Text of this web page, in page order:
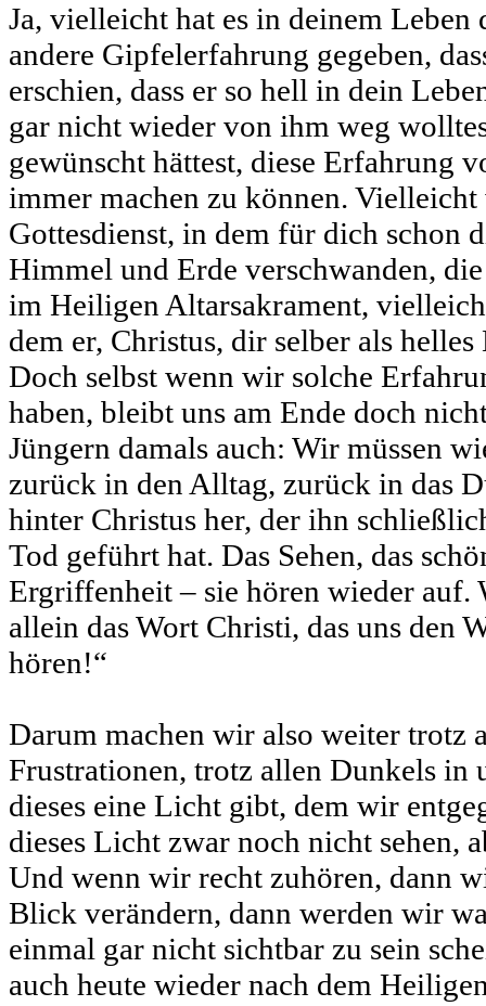
Ja, vielleicht hat es in deinem Leben
andere Gipfelerfahrung gegeben,
erschien, dass er so hell in dein
gar nicht wieder von ihm weg
gewünscht hättest, diese Erfahrung
immer machen zu können. Vielleicht
Gottesdienst, in dem für dich schon
Himmel und Erde verschwanden,
im Heiligen Altarsakrament,
dem er, Christus, dir selber als
Doch selbst wenn wir solche
haben, bleibt uns am Ende doch
Jüngern damals auch: Wir müssen
zurück in den Alltag, zurück in das
hinter Christus her, der ihn
Tod geführt hat. Das Sehen, das
Ergriffenheit – sie hören wieder auf.
allein das Wort Christi, das uns den
hören!“
Darum machen wir also weiter trotz
Frustrationen, trotz allen Dunkels in
dieses eine Licht gibt, dem wir
dieses Licht zwar noch nicht sehen,
Und wenn wir recht zuhören, dann
Blick verändern, dann werden wir
einmal gar nicht sichtbar zu sein
auch heute wieder nach dem